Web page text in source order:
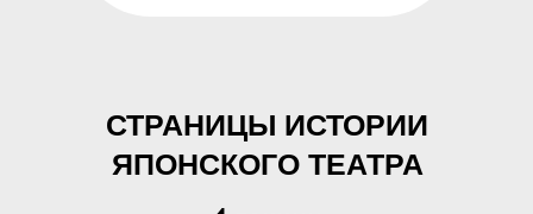
СТРАНИЦЫ ИСТОРИИ
ЯПОНСКОГО ТЕАТРА